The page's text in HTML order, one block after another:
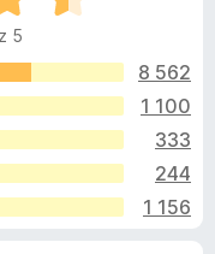
5
8 562
1 100
333
244
1 156